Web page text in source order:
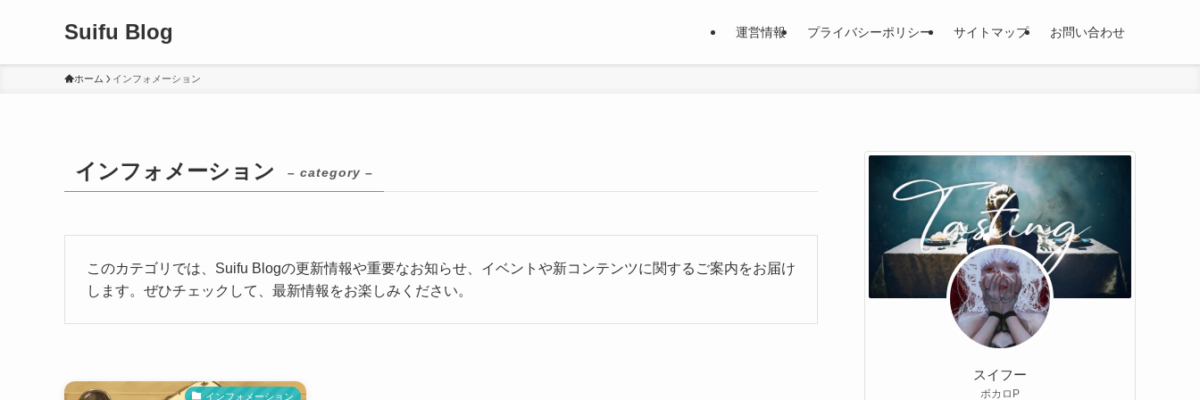
Suifu Blog 運営情報 プライバシーポリシー サイトマップ お問い合わせ
ホーム インフォメーション
インフォメーション – category –
このカテゴリでは、Suifu Blogの更新情報や重要なお知らせ、イベントや新コンテンツに関するご案内をお届け
します。ぜひチェックして、最新情報をお楽しみください。
インフォメーション
スイフー
ボカロP